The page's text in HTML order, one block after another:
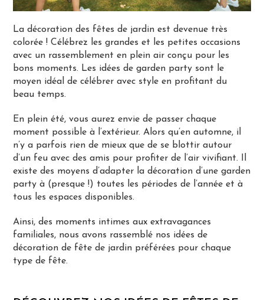
La décoration des fêtes de jardin est devenue très
colorée ! Célébrez les grandes et les petites occasions
avec un rassemblement en plein air conçu pour les
bons moments. Les idées de garden party sont le
moyen idéal de célébrer avec style en profitant du
beau temps.
En plein été, vous aurez envie de passer chaque
moment possible à l’extérieur. Alors qu’en automne, il
n’y a parfois rien de mieux que de se blottir autour
d’un feu avec des amis pour profiter de l’air vivifiant. Il
existe des moyens d’adapter la décoration d’une garden
party à (presque !) toutes les périodes de l’année et à
tous les espaces disponibles.
Ainsi, des moments intimes aux extravagances
familiales, nous avons rassemblé nos idées de
décoration de fête de jardin préférées pour chaque
type de fête.